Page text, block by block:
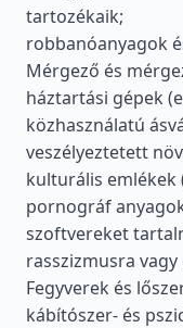
tartozékaik;
robbanóanyagok
Mérgező és
háztartási gépek
közhasználatú
veszélyeztetett
kulturális emlékek
pornográf
szoftvereket
rasszizmusra
Fegyverek és
kábítószer- és